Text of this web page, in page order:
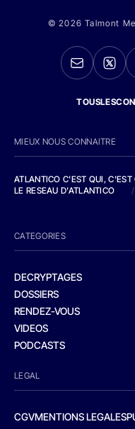
© 2026 Talmont
MIEUX NOUS CONNAITRE
ATLANTICO C'EST QUI, C'EST
LE RESEAU D'ATLANTICO
/
CATEGORIES
DECRYPTAGES
DOSSIERS
RENDEZ-VOUS
VIDEOS
PODCASTS
LEGAL
CGVMENTIONS LEGALES